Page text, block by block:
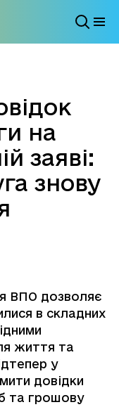
на
заяві:
знову
ВПО дозволяє
в складних
життя та
у
довідки
та грошову